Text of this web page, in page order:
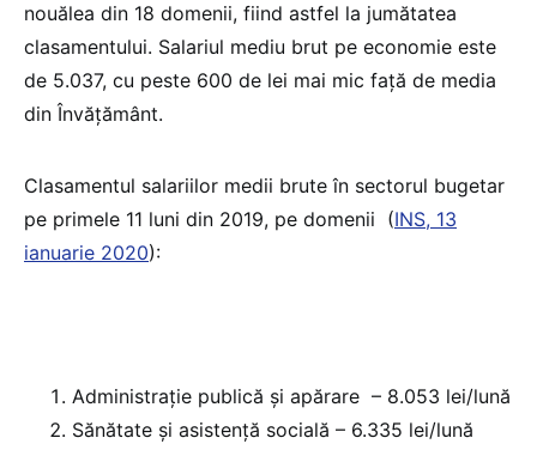
nouălea din 18 domenii, fiind astfel la jumătatea
clasamentului. Salariul mediu brut pe economie este
de 5.037, cu peste 600 de lei mai mic față de media
din Învățământ.
Clasamentul salariilor medii brute în sectorul bugetar
pe primele 11 luni din 2019, pe domenii (INS, 13
ianuarie 2020):
Administraţie publică şi apărare – 8.053 lei/lună
Sănătate şi asistenţă socială – 6.335 lei/lună